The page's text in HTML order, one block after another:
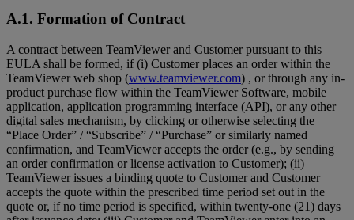
A.1. Formation of Contract
A contract between TeamViewer and Customer pursuant to this
EULA shall be formed, if (i) Customer places an order within the
TeamViewer web shop (www.teamviewer.com) , or through any in-
product purchase flow within the TeamViewer Software, mobile
application, application programming interface (API), or any other
digital sales mechanism, by clicking or otherwise selecting the
“Place Order” / “Subscribe” / “Purchase” or similarly named
confirmation, and TeamViewer accepts the order (e.g., by sending
an order confirmation or license activation to Customer); (ii)
TeamViewer issues a binding quote to Customer and Customer
accepts the quote within the prescribed time period set out in the
quote or, if no time period is specified, within twenty-one (21) days